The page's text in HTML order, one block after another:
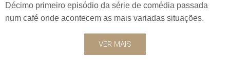
Décimo primeiro episódio da série de comédia passada
num café onde acontecem as mais variadas situações.
VER MAIS